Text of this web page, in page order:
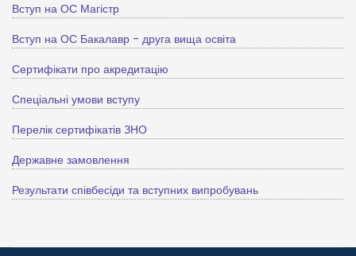
Вступ на ОС Магістр
Вступ на ОС Бакалавр - друга вища освіта
Сертифікати про акредитацію
Спеціальні умови вступу
Перелік сертифікатів ЗНО
Державне замовлення
Результати співбесіди та вступних випробувань